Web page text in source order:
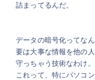
詰まってるんだ。
データの暗号化ってな
要は大事な情報を他の
守っちゃう技術なわけ。
これって、特にパソコ